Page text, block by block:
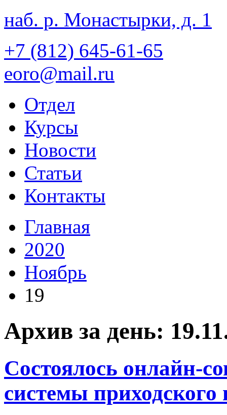
наб. р. Монастырки, д. 1
+7 (812) 645-61-65
eoro@mail.ru
Отдел
Курсы
Новости
Статьи
Контакты
Главная
2020
Ноябрь
19
Архив за день:
Состоялось онлайн-
системы